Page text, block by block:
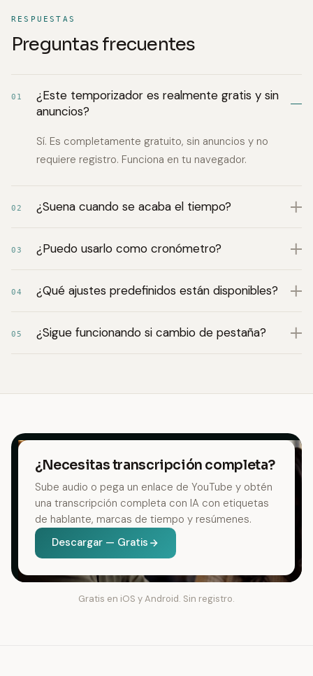
RESPUESTAS
Preguntas frecuentes
01
¿Este temporizador es realmente gratis y sin
anuncios?
Sí. Es completamente gratuito, sin anuncios y no
requiere registro. Funciona en tu navegador.
02 ¿Suena cuando se acaba el tiempo?
03 ¿Puedo usarlo como cronómetro?
04 ¿Qué ajustes predefinidos están disponibles?
05 ¿Sigue funcionando si cambio de pestaña?
¿Necesitas transcripción completa?
Sube audio o pega un enlace de YouTube y obtén
una transcripción completa con IA con etiquetas
de hablante, marcas de tiempo y resúmenes.
Descargar — Gratis
Gratis en iOS y Android. Sin registro.